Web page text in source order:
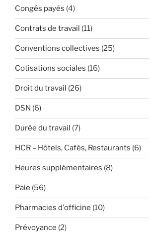
Congés payés (4)
Contrats de travail (11)
Conventions collectives (25)
Cotisations sociales (16)
Droit du travail (26)
DSN (6)
Durée du travail (7)
HCR – Hôtels, Cafés, Restaurants (6)
Heures supplémentaires (8)
Paie (56)
Pharmacies d'officine (10)
Prévoyance (2)